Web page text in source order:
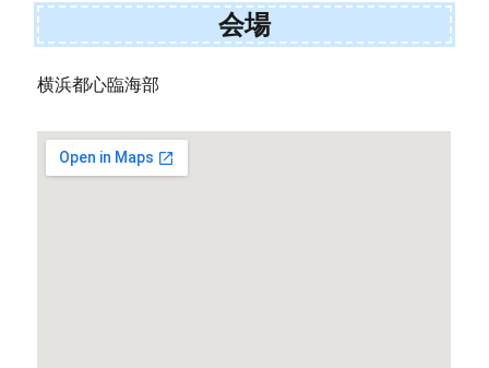
会場
横浜都心臨海部